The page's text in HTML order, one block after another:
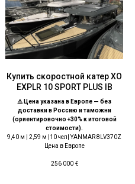
Купить скоростной катер XO
EXPLR 10 SPORT PLUS IB
⚠️ Цена указана в Европе — без
доставки в Россию и таможни
(ориентировочно +30% к итоговой
стоимости).
9,40 м | 2,59 м |10 чел| YANMAR 8LV370Z
Цена в Европе
256 000 €